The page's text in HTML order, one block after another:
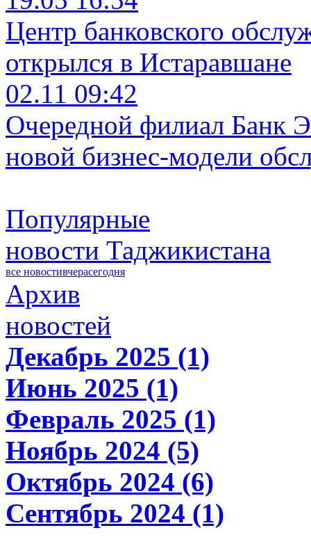
Центр банковского
открылся в Истаравшане
02.11 09:42
Очередной филиал Банк
новой бизнес-модели
Популярные
новости Таджикистана
все новостивчерасегодня
Архив
новостей
Декабрь 2025 (1)
Июнь 2025 (1)
Февраль 2025 (1)
Ноябрь 2024 (5)
Октябрь 2024 (6)
Сентябрь 2024 (1)